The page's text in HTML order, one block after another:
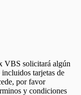
VBS solicitará algún
tarjetas de
por favor
y condiciones